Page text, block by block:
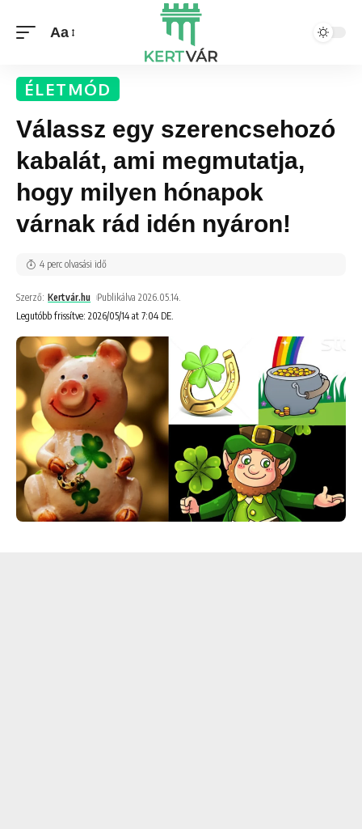
Aa
ÉLETMÓD
Válassz egy szerencsehozó
kabalát, ami megmutatja,
hogy milyen hónapok
várnak rád idén nyáron!
Legutóbb frissítve: 2026/05/14 at 7:04 DE.
Szerző: Kertvár.hu Publikálva 2026.05.14.
4 perc olvasási idő